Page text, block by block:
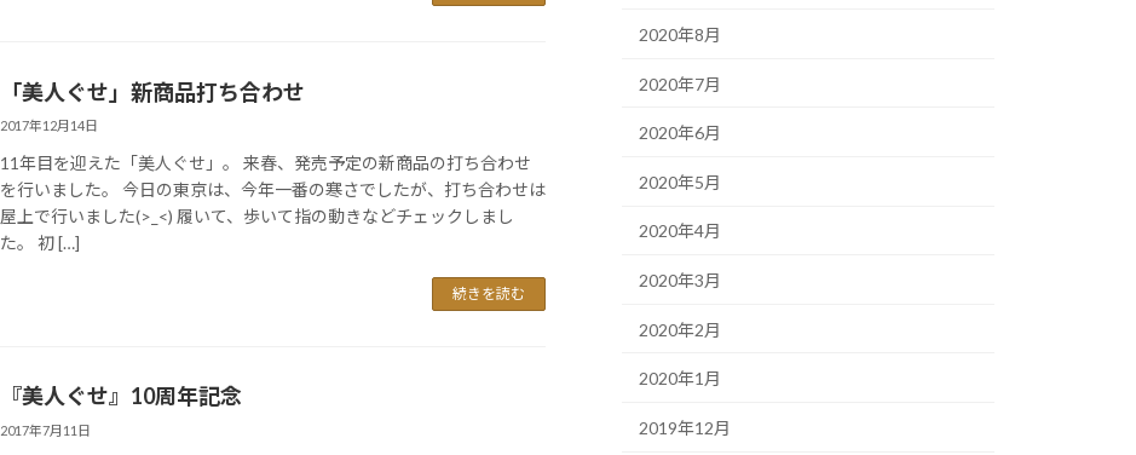
「美人ぐせ」新商品打ち合わせ
2017年12月14日
11年目を迎えた「美人ぐせ」。 来春、発売予定の新商品の打ち合わせ
を行いました。 今日の東京は、今年一番の寒さでしたが、打ち合わせは
屋上で行いました(>_<) 履いて、歩いて指の動きなどチェックしまし
た。 初 […]
続きを読む
『美人ぐせ』10周年記念
2017年7月11日
2020年8月
2020年7月
2020年6月
2020年5月
2020年4月
2020年3月
2020年2月
2020年1月
2019年12月